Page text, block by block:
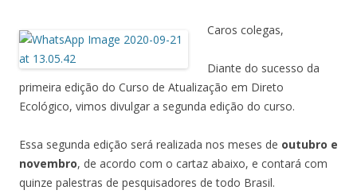
Caros colegas,
Diante do sucesso da
primeira edição do Curso de Atualização em Direto
Ecológico, vimos divulgar a segunda edição do curso.
Essa segunda edição será realizada nos meses de outubro e
novembro, de acordo com o cartaz abaixo, e contará com
quinze palestras de pesquisadores de todo Brasil.